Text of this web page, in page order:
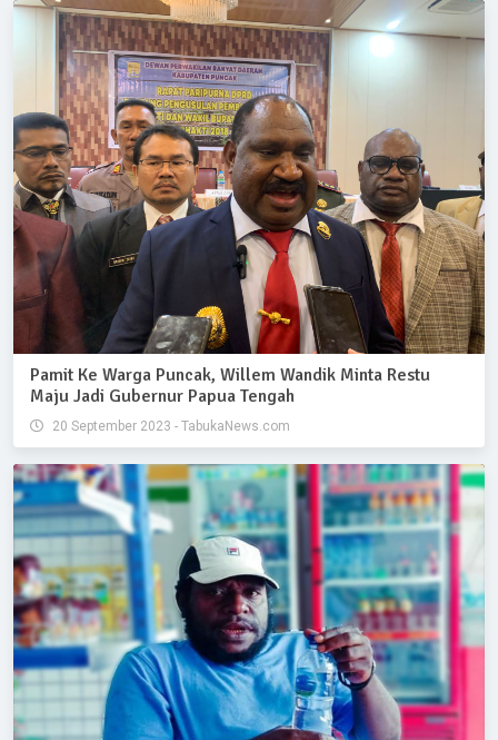
Pamit Ke Warga Puncak, Willem Wandik Minta Restu
Maju Jadi Gubernur Papua Tengah
20 September 2023 - TabukaNews.com